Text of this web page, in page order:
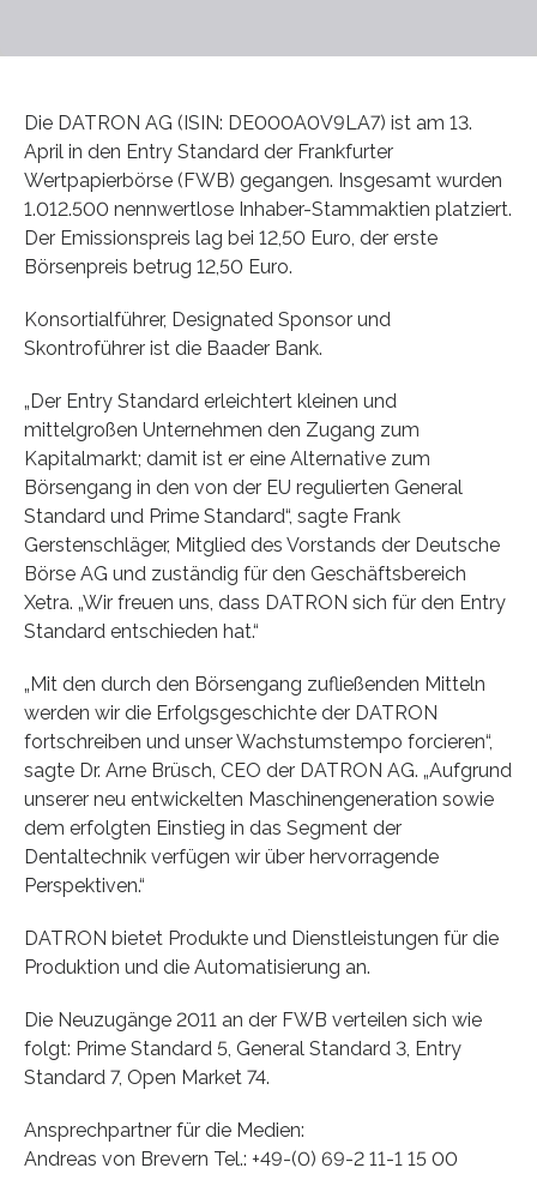
Die DATRON AG (ISIN: DE000A0V9LA7) ist am 13.
April in den Entry Standard der Frankfurter
Wertpapierbörse (FWB) gegangen. Insgesamt wurden
1.012.500 nennwertlose Inhaber-Stammaktien platziert.
Der Emissionspreis lag bei 12,50 Euro, der erste
Börsenpreis betrug 12,50 Euro.
Konsortialführer, Designated Sponsor und
Skontroführer ist die Baader Bank.
„Der Entry Standard erleichtert kleinen und
mittelgroßen Unternehmen den Zugang zum
Kapitalmarkt; damit ist er eine Alternative zum
Börsengang in den von der EU regulierten General
Standard und Prime Standard“, sagte Frank
Gerstenschläger, Mitglied des Vorstands der Deutsche
Börse AG und zuständig für den Geschäftsbereich
Xetra. „Wir freuen uns, dass DATRON sich für den Entry
Standard entschieden hat.“
„Mit den durch den Börsengang zufließenden Mitteln
werden wir die Erfolgsgeschichte der DATRON
fortschreiben und unser Wachstumstempo forcieren“,
sagte Dr. Arne Brüsch, CEO der DATRON AG. „Aufgrund
unserer neu entwickelten Maschinengeneration sowie
dem erfolgten Einstieg in das Segment der
Dentaltechnik verfügen wir über hervorragende
Perspektiven.“
DATRON bietet Produkte und Dienstleistungen für die
Produktion und die Automatisierung an.
Die Neuzugänge 2011 an der FWB verteilen sich wie
folgt: Prime Standard 5, General Standard 3, Entry
Standard 7, Open Market 74.
Ansprechpartner für die Medien:
Andreas von Brevern Tel.: +49-(0) 69-2 11-1 15 00